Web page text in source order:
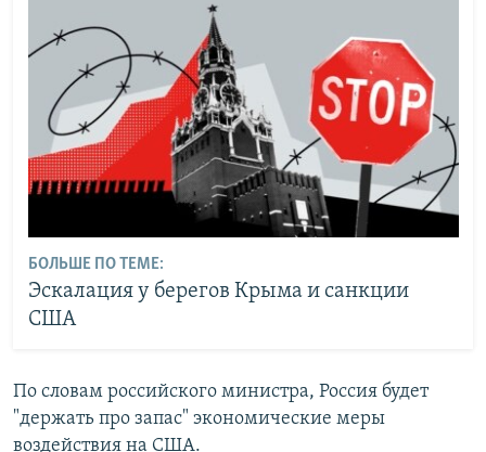
БОЛЬШЕ ПО ТЕМЕ:
Эскалация у берегов Крыма и санкции
США
По словам российского министра, Россия будет
"держать про запас" экономические меры
воздействия на США.